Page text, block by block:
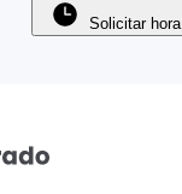
Solicitar hora